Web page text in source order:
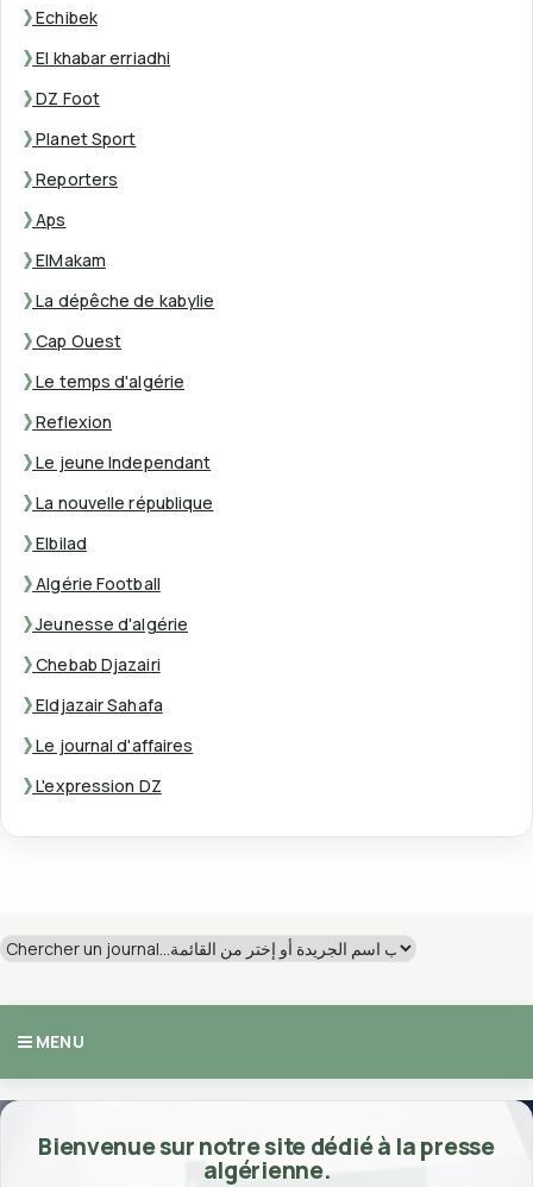
Echibek
El khabar erriadhi
DZ Foot
Planet Sport
Reporters
Aps
ElMakam
La dépêche de kabylie
Cap Ouest
Le temps d'algérie
Reflexion
Le jeune Independant
La nouvelle république
Elbilad
Algérie Football
Jeunesse d'algérie
Chebab Djazairi
Eldjazair Sahafa
Le journal d'affaires
L'expression DZ
MENU
Bienvenue sur notre site dédié à la presse
algérienne.